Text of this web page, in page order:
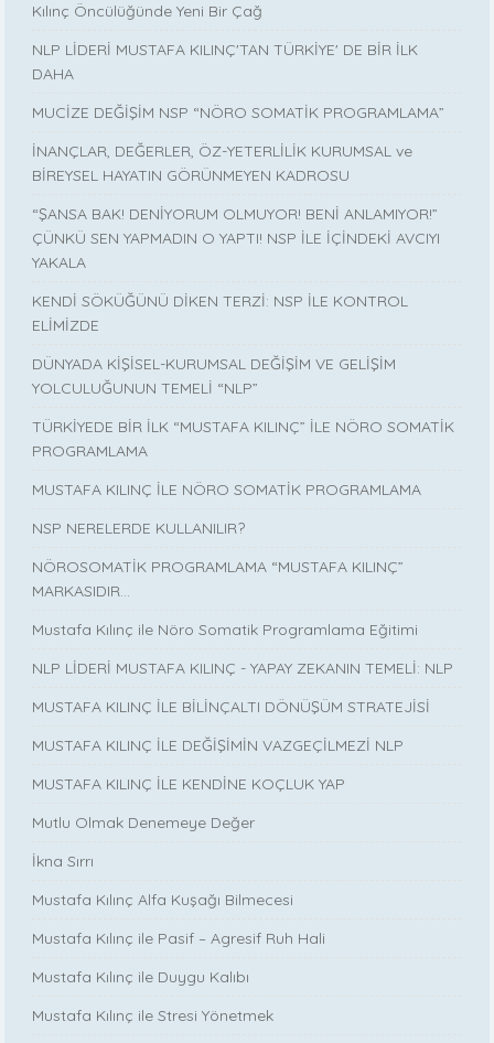
Kılınç Öncülüğünde Yeni Bir Çağ
NLP LİDERİ MUSTAFA KILINÇ'TAN TÜRKİYE' DE BİR İLK
DAHA
MUCİZE DEĞİŞİM NSP “NÖRO SOMATİK PROGRAMLAMA”
İNANÇLAR, DEĞERLER, ÖZ-YETERLİLİK KURUMSAL ve
BİREYSEL HAYATIN GÖRÜNMEYEN KADROSU
“ŞANSA BAK! DENİYORUM OLMUYOR! BENİ ANLAMIYOR!”
ÇÜNKÜ SEN YAPMADIN O YAPTI! NSP İLE İÇİNDEKİ AVCIYI
YAKALA
KENDİ SÖKÜĞÜNÜ DİKEN TERZİ: NSP İLE KONTROL
ELİMİZDE
DÜNYADA KİŞİSEL-KURUMSAL DEĞİŞİM VE GELİŞİM
YOLCULUĞUNUN TEMELİ “NLP”
TÜRKİYEDE BİR İLK “MUSTAFA KILINÇ” İLE NÖRO SOMATİK
PROGRAMLAMA
MUSTAFA KILINÇ İLE NÖRO SOMATİK PROGRAMLAMA
NSP NERELERDE KULLANILIR?
NÖROSOMATİK PROGRAMLAMA “MUSTAFA KILINÇ”
MARKASIDIR…
Mustafa Kılınç ile Nöro Somatik Programlama Eğitimi
NLP LİDERİ MUSTAFA KILINÇ - YAPAY ZEKANIN TEMELİ: NLP
MUSTAFA KILINÇ İLE BİLİNÇALTI DÖNÜŞÜM STRATEJİSİ
MUSTAFA KILINÇ İLE DEĞİŞİMİN VAZGEÇİLMEZİ NLP
MUSTAFA KILINÇ İLE KENDİNE KOÇLUK YAP
Mutlu Olmak Denemeye Değer
İkna Sırrı
Mustafa Kılınç Alfa Kuşağı Bilmecesi
Mustafa Kılınç ile Pasif – Agresif Ruh Hali
Mustafa Kılınç ile Duygu Kalıbı
Mustafa Kılınç ile Stresi Yönetmek